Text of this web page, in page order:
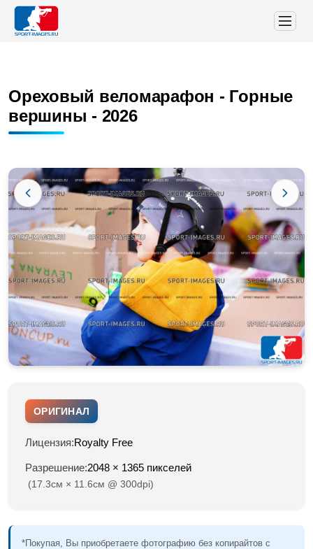
Ореховый веломарафон - Горные
вершины - 2026
ОРИГИНАЛ
Лицензия:Royalty Free
Разрешение:2048 × 1365 пикселей
(17.3см × 11.6см @ 300dpi)
*Покупая, Вы приобретаете фотографию без копирайтов с